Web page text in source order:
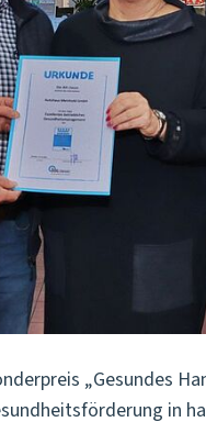
„Gesundes
in